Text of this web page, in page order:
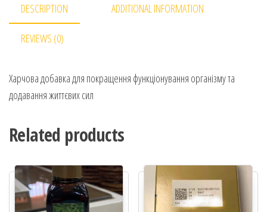
DESCRIPTION ADDITIONAL INFORMATION
REVIEWS (0)
Харчова добавка для покращення функціонування організму та
додавання життєвих сил
Related products